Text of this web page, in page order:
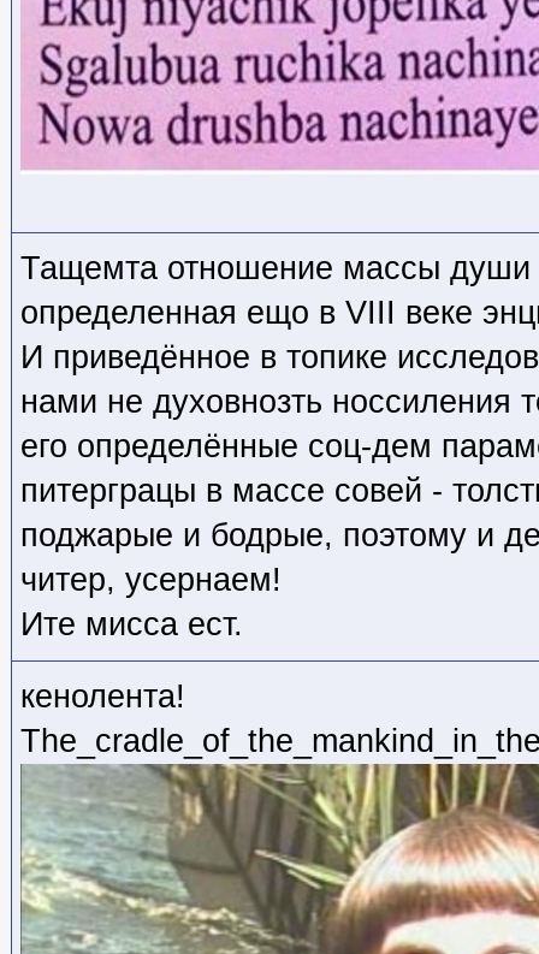
Тащемта отношение массы души
определенная ещо в VIII веке
И приведённое в топике
нами не духовнозть носсиления
его определённые соц-дем
питерграцы в массе совей -
поджарые и бодрые, поэтому и
читер, усернаем!
Ите мисса ест.
кенолента!